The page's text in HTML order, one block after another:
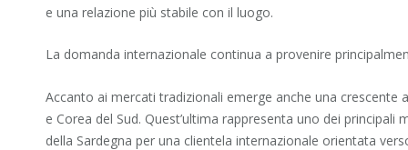
e una relazione più stabile con il luogo.
La domanda internazionale continua a provenire
Accanto ai mercati tradizionali emerge anche una crescente
e Corea del Sud. Quest’ultima rappresenta uno dei
della Sardegna per una clientela internazionale orientata